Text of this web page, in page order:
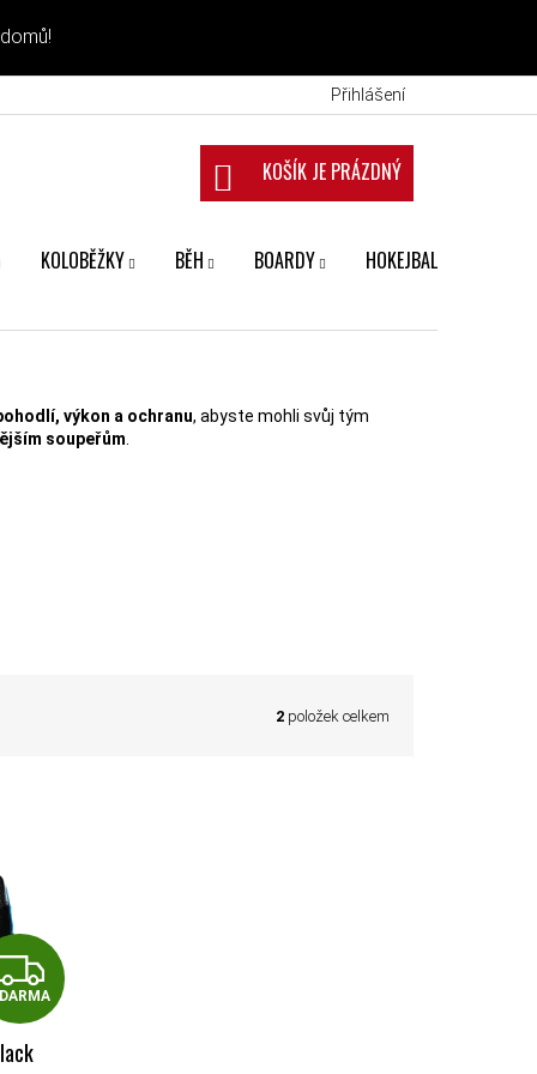
Přihlášení
NÁKUPNÍ KOŠÍK
KOLOBĚŽKY BĚH BOARDY HOKEJBAL
výkon a ochranu, abyste mohli svůj tým
soupeřům.
2 položek celkem
ZDARMA